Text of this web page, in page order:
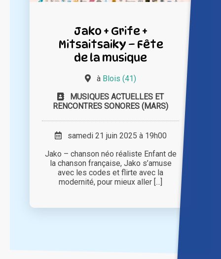
Jako + Grife +
Mitsaitsaiky – Fête
de la musique
à Blois (41)
MUSIQUES ACTUELLES ET
RENCONTRES SONORES (MARS)
samedi 21 juin 2025 à 19h00
Jako – chanson néo réaliste Enfant de
la chanson française, Jako s’amuse
avec les codes et flirte avec la
modernité, pour mieux aller [...]